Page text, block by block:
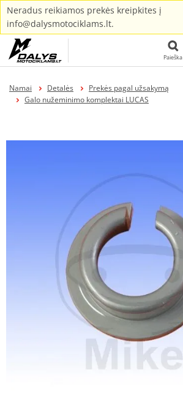
Neradus reikiamos prekės kreipkites į
info@dalysmotociklams.lt.
Paieška
Namai Detalės
Prekės pagal užsakymą
Galo nužeminimo komplektai LUCAS